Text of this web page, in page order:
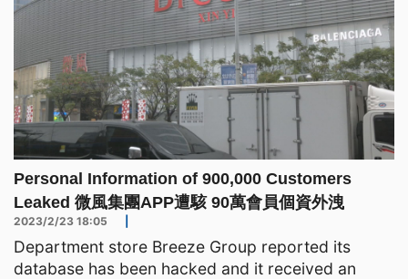
Personal Information of 900,000 Customers
Leaked 微風集團APP遭駭 90萬會員個資外洩
2023/2/23 18:05
Department store Breeze Group reported its
database has been hacked and it received an